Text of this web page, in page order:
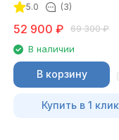
5.0 (3)
52 900 ₽ 69 300 ₽
В наличии
В корзину
Купить в 1 клик